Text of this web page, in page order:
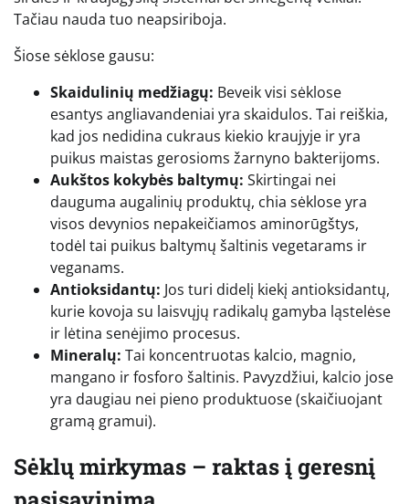
Tačiau nauda tuo neapsiriboja.
Šiose sėklose gausu:
Skaidulinių medžiagų: Beveik visi sėklose
esantys angliavandeniai yra skaidulos. Tai reiškia,
kad jos nedidina cukraus kiekio kraujyje ir yra
puikus maistas gerosioms žarnyno bakterijoms.
Aukštos kokybės baltymų: Skirtingai nei
dauguma augalinių produktų, chia sėklose yra
visos devynios nepakeičiamos aminorūgštys,
todėl tai puikus baltymų šaltinis vegetarams ir
veganams.
Antioksidantų: Jos turi didelį kiekį antioksidantų,
kurie kovoja su laisvųjų radikalų gamyba ląstelėse
ir lėtina senėjimo procesus.
Mineralų: Tai koncentruotas kalcio, magnio,
mangano ir fosforo šaltinis. Pavyzdžiui, kalcio jose
yra daugiau nei pieno produktuose (skaičiuojant
gramą gramui).
Sėklų mirkymas – raktas į geresnį